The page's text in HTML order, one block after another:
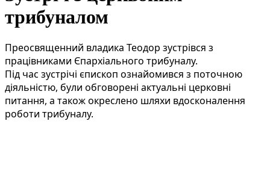
трибуналом
Преосвященний владика Теодор зустрівся з
працівниками Єпархіального трибуналу.
Під час зустрічі єпископ ознайомився з поточною
діяльністю, були обговорені актуальні церковні
питання, а також окреслено шляхи вдосконалення
роботи трибуналу.